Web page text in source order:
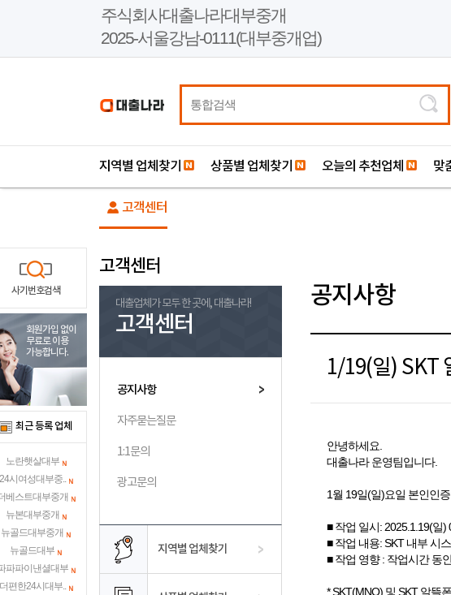
주식회사대출나라대부중개
2025-서울강남-0111(대부중개업)
지역별 업체찾기 상품별 업체찾기 오늘의 추천업체 맞
고객센터
고객센터
대출업체가 모두 한 곳에, 대출나라!
고객센터
공지사항
자주묻는질문
1:1문의
광고문의
지역별 업체찾기
공지사항
안녕하세요.
대출나라 운영팀입니다.
1월 19일(일)요일 본인인
■ 작업 일시: 2025.1.19(일)
■ 작업 내용: SKT 내부 시
■ 작업 영향 : 작업시간 동
* SKT(MNO) 및 SKT 알뜰
사기번호검색
회원가입 없이
무료로 이용
가능합니다.
최근 등록 업체
노란햇살대부
시여성대부중..
베스트대부중개
뉴본대부중개
뉴골드대부중개
뉴골드대부
파파이낸셜대부
편한24시대부..